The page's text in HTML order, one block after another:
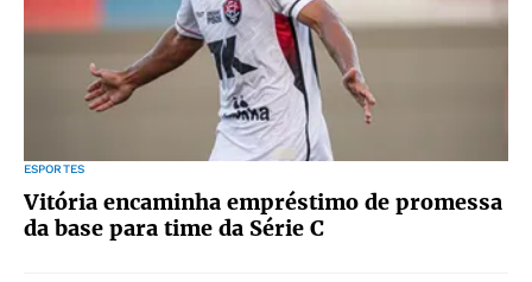
ESPORTES
Vitória encaminha empréstimo de promessa
da base para time da Série C